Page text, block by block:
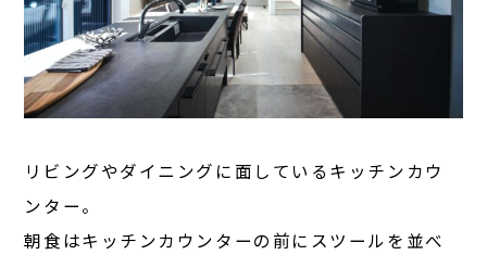
リビングやダイニングに面しているキッチンカウ
ンター。
朝食はキッチンカウンターの前にスツールを並べ